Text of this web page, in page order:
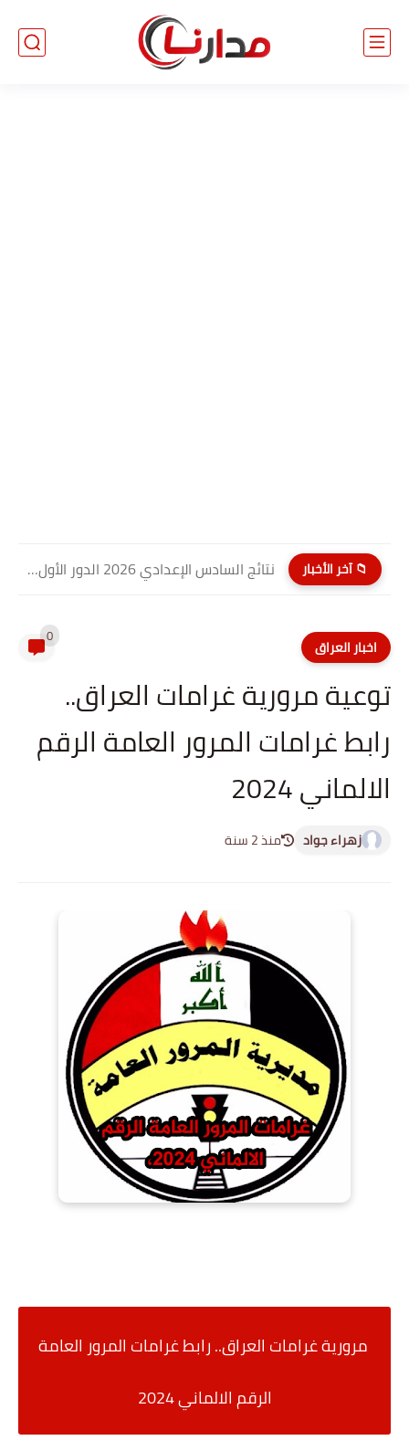
📁 آخر الأخبار نتائج السادس الإعدادي 2026 الدور الأول PDF كربلاء المقدسة| موقع...
اخبار العراق 0
توعية مرورية غرامات العراق..
رابط غرامات المرور العامة الرقم
الالماني 2024
زهراء جواد منذ 2 سنة
مرورية غرامات العراق.. رابط غرامات المرور العامة
الرقم الالماني 2024